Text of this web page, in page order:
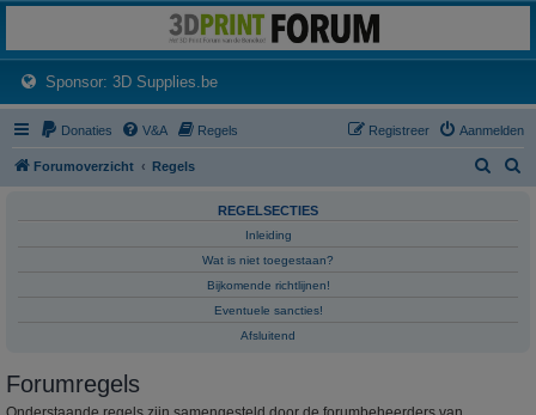
Het 3D print forum van de Benelux na de sluiting van 3dprintforum.nl
Sponsor: 3D Supplies.be(Opens a new tab)
Donaties V&A Regels Aanmelden
Registreer
Forumoverzicht Regels
e
REGELSECTIES
Inleiding
Wat is niet toegestaan?
Bijkomende richtlijnen!
Eventuele sancties!
Afsluitend
Forumregels